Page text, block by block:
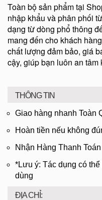
Toàn bộ sản phẩm tại
nhập khẩu và phân phối
dạng từ dòng phổ thông
mang đến cho khách
chất lượng đảm bảo, giá
cậy, giúp bạn luôn an tâm
THÔNG TIN
Giao hàng nhanh Toàn
Hoàn tiền nếu không
Nhận Hàng Thanh Toán
*Lưu ý: Tác dụng có
dùng
ĐỊA CHỈ: